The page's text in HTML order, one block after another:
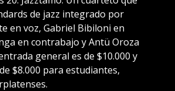
de jazz integrado por
en voz, Gabriel Bibiloni en
en contrabajo y Antü Oroza
general es de $10.000 y
$8.000 para estudiantes,